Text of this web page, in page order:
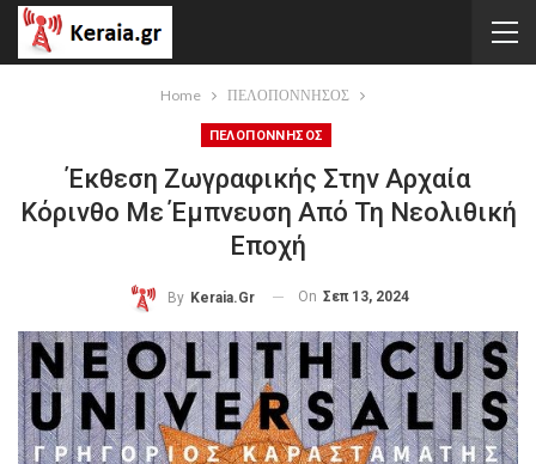
Home ΠΕΛΟΠΟΝΝΗΣΟΣ
ΠΕΛΟΠΟΝΝΗΣΟΣ
Έκθεση Ζωγραφικής Στην Αρχαία
Κόρινθο Με Έμπνευση Από Τη Νεολιθική
Εποχή
By Keraia.gr On Σεπ 13, 2024